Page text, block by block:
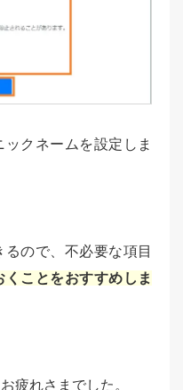
クネームを設定しま
ので、不必要な項目
くことをおすすめしま
疲れさまでした。